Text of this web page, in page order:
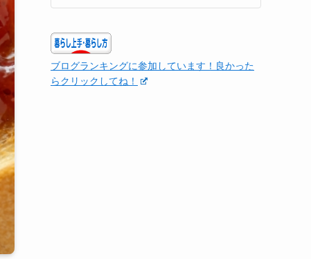
ブログランキングに参加しています！良かった
らクリックしてね！